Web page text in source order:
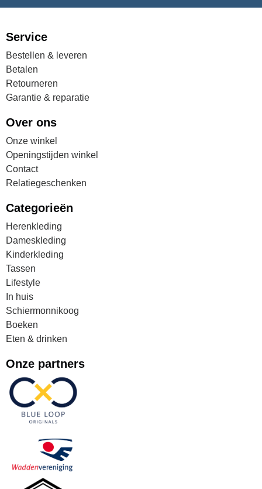
Service
Bestellen & leveren
Betalen
Retourneren
Garantie & reparatie
Over ons
Onze winkel
Openingstijden winkel
Contact
Relatiegeschenken
Categorieën
Herenkleding
Dameskleding
Kinderkleding
Tassen
Lifestyle
In huis
Schiermonnikoog
Boeken
Eten & drinken
Onze partners